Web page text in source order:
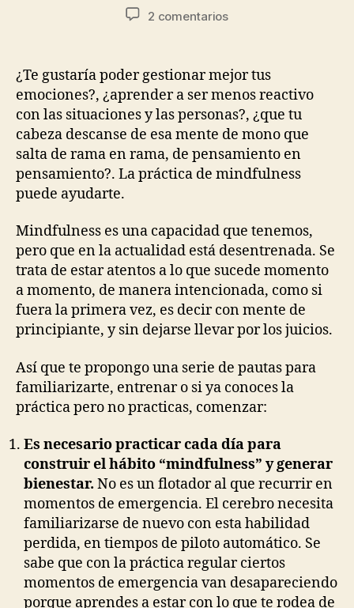
2 comentarios
¿Te gustaría poder gestionar mejor tus
emociones?, ¿aprender a ser menos reactivo
con las situaciones y las personas?, ¿que tu
cabeza descanse de esa mente de mono que
salta de rama en rama, de pensamiento en
pensamiento?. La práctica de mindfulness
puede ayudarte.
Mindfulness es una capacidad que tenemos,
pero que en la actualidad está desentrenada. Se
trata de estar atentos a lo que sucede momento
a momento, de manera intencionada, como si
fuera la primera vez, es decir con mente de
principiante, y sin dejarse llevar por los juicios.
Así que te propongo una serie de pautas para
familiarizarte, entrenar o si ya conoces la
práctica pero no practicas, comenzar:
Es necesario practicar cada día para
construir el hábito “mindfulness” y generar
bienestar. No es un flotador al que recurrir en
momentos de emergencia. El cerebro necesita
familiarizarse de nuevo con esta habilidad
perdida, en tiempos de piloto automático. Se
sabe que con la práctica regular ciertos
momentos de emergencia van desapareciendo
porque aprendes a estar con lo que te rodea de